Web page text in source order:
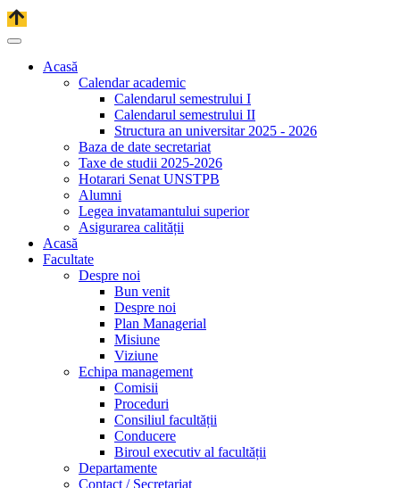
Acasă
Calendar academic
Calendarul semestrului I
Calendarul semestrului II
Structura an universitar 2025 - 2026
Baza de date secretariat
Taxe de studii 2025-2026
Hotarari Senat UNSTPB
Alumni
Legea invatamantului superior
Asigurarea calității
Acasă
Facultate
Despre noi
Bun venit
Despre noi
Plan Managerial
Misiune
Viziune
Echipa management
Comisii
Proceduri
Consiliul facultății
Conducere
Biroul executiv al facultății
Departamente
Contact / Secretariat